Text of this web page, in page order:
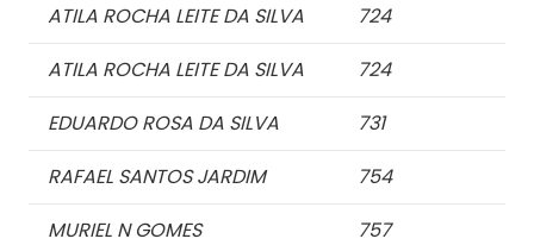
ATILA ROCHA LEITE DA SILVA
724
ATILA ROCHA LEITE DA SILVA
724
EDUARDO ROSA DA SILVA
731
RAFAEL SANTOS JARDIM
754
MURIEL N GOMES
757